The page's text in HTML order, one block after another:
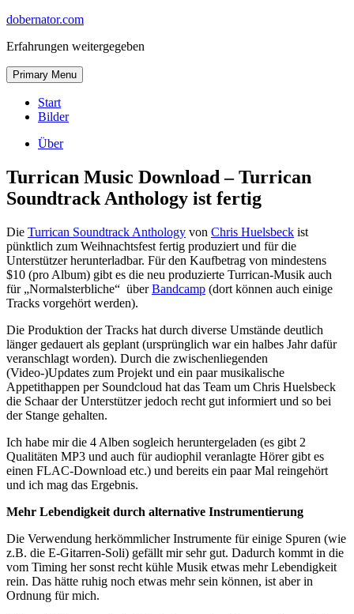
Skip
content
dobernator.com
Erfahrungen weitergegeben
Primary Menu Skip
to
Start
Bilder
Über
Turrican Music Download – Turrican
Soundtrack Anthology ist fertig
Die Turrican Soundtrack Anthology von Chris Huelsbeck ist
pünktlich zum Weihnachtsfest fertig produziert und für die
Unterstützer herunterladbar. Für den Kaufbetrag von mindestens
$10 (pro Album) gibt es die neu produzierte Turrican-Musik auch
für „Normalsterbliche“ überBandcamp (dort können auch einige
Tracks vorgehört werden).
Die Produktion der Tracks hat durch diverse Umstände deutlich
länger gedauert als geplant (ursprünglich war ein halbes Jahr dafür
veranschlagt worden). Durch die zwischenliegenden
(Video-)Updates zum Projekt und ein paar musikalische
Appetithappen per Soundcloud hat das Team um Chris Huelsbeck
die Schaar der Unterstützer jedoch recht gut informiert und so bei
der Stange gehalten.
Ich habe mir die 4 Alben sogleich heruntergeladen (es gibt 2
Qualitäten MP3 und auch für audiophil veranlagte Hörer gibt es
einen FLAC-Download etc.) und bereits ein paar Mal reingehört
und ich mag das Ergebnis.
Mehr Lebendigkeit durch alternative Instrumentierung
Die Verwendung herkömmlicher Instrumente für einige Spuren (wie
z.B. die E-Gitarren-Soli) gefällt mir sehr gut. Dadurch kommt in die
vom Timing her sonst recht kühle Musik etwas mehr Lebendigkeit
rein. Das hätte ruhig noch etwas mehr sein können, ist aber in
Ordnung für mich.